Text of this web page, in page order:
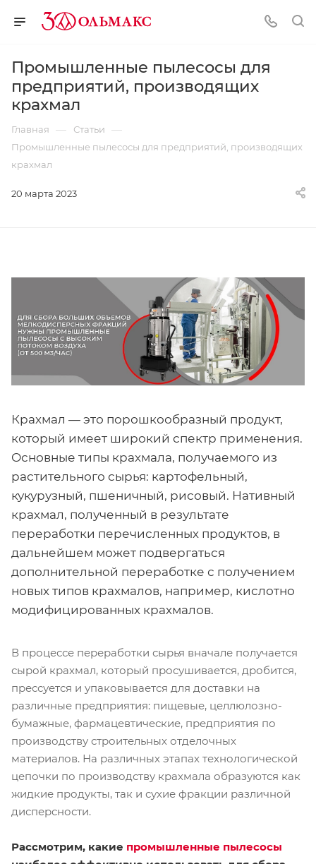
Промышленные пылесосы для
предприятий, производящих
крахмал
Главная — Статьи —
Промышленные пылесосы для предприятий, производящих
крахмал
20 марта 2023
Крахмал — это порошкообразный продукт,
который имеет широкий спектр применения.
Основные типы крахмала, получаемого из
растительного сырья: картофельный,
кукурузный, пшеничный, рисовый. Нативный
крахмал, полученный в результате
переработки перечисленных продуктов, в
дальнейшем может подвергаться
дополнительной переработке с получением
новых типов крахмалов, например, кислотно
модифицированных крахмалов.
В процессе переработки сырья вначале получается
сырой крахмал, который просушивается, дробится,
прессуется и упаковывается для доставки на
различные предприятия: пищевые, целлюлозно-
бумажные, фармацевтические, предприятия по
производству строительных отделочных
материалов. На различных этапах технологической
цепочки по производству крахмала образуются как
жидкие продукты, так и сухие фракции различной
дисперсности.
Рассмотрим, какие промышленные пылесосы